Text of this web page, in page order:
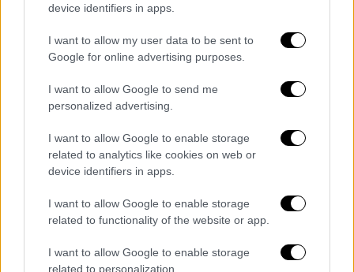
device identifiers in apps.
I want to allow my user data to be sent to
Google for online advertising purposes.
I want to allow Google to send me
personalized advertising.
I want to allow Google to enable storage
related to analytics like cookies on web or
device identifiers in apps.
I want to allow Google to enable storage
related to functionality of the website or app.
I want to allow Google to enable storage
related to personalization.
στην αγορά της Βραζιλίας;
Οι Πορτογάλοι είναι από τους καλύτερους
στην Ευρώπη. Όταν έφτασαν στον ΠΑΟΚ,
υπήρχαν ήδη δύο Πορτογάλοι (σ.σ. Βιεϊρίνια,
αγορά, την οποία γνωρίζω καλά, και